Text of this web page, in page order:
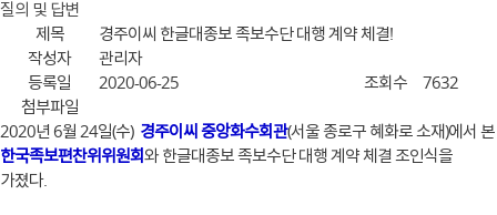
질의 및 답변
제목
경주이씨 한글대종보 족보수단 대행 계약 체결!
작성자
관리자
등록일
2020-06-25 조회수
7632
첨부파일
2020년 6월 24일(수) 경주이씨 중앙화수회관(서울 종로구 혜화로 소재)에서 본
한국족보편찬위위원회와 한글대종보 족보수단 대행 계약 체결 조인식을
가졌다.